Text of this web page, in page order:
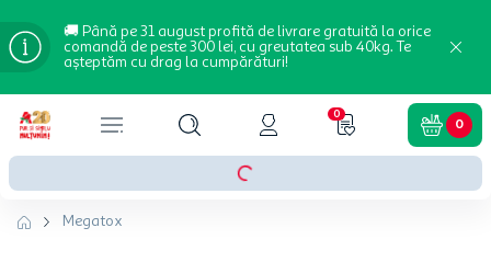
🚚 Până pe 31 august profită de livrare gratuită la orice
comandă de peste 300 lei, cu greutatea sub 40kg. Te
așteptăm cu drag la cumpărături!
0
0
Megatox